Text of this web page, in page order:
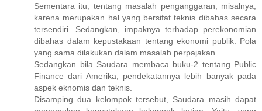
Sementara itu, tentang masalah penganggaran, misalnya,
karena merupakan hal yang bersifat teknis dibahas secara
tersendiri. Sedangkan, impaknya terhadap perekonomian
dibahas dalam kepustakaan tentang ekonomi publik. Pola
yang sama dilakukan dalam masalah perpajakan.
Sedangkan bila Saudara membaca buku-2 tentang Public
Finance dari Amerika, pendekatannya lebih banyak pada
aspek eknomis dan teknis.
Disamping dua kelompok tersebut, Saudara masih dapat